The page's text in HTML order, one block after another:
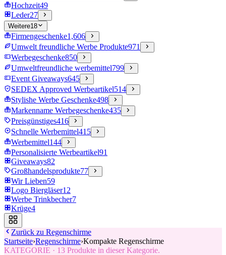
Hochzeit49
Leder27
Weitere18
Firmengeschenke1,606
Umwelt freundliche Werbe Produkte971
Werbegeschenke850
Umweltfreundliche werbemittel799
Event Giveaways645
SEDEX Approved Werbeartikel514
Stylishe Werbe Geschenke498
Markenname Werbegeschenke435
Preisgünstiges416
Schnelle Werbemittel415
Werbemittel144
Personalisierte Werbeartikel91
Giveaways82
Großhandelsprodukte77
Wir Lieben59
Logo Biergläser12
Werbe Trinkbecher7
Krüge4
Zurück zu Regenschirme
Startseite›Regenschirme›Kompakte Regenschirme
KATEGORIE · 13 Produkte in dieser Kategorie.